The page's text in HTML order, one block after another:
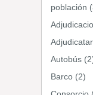
población
Autobús
Barco (2)